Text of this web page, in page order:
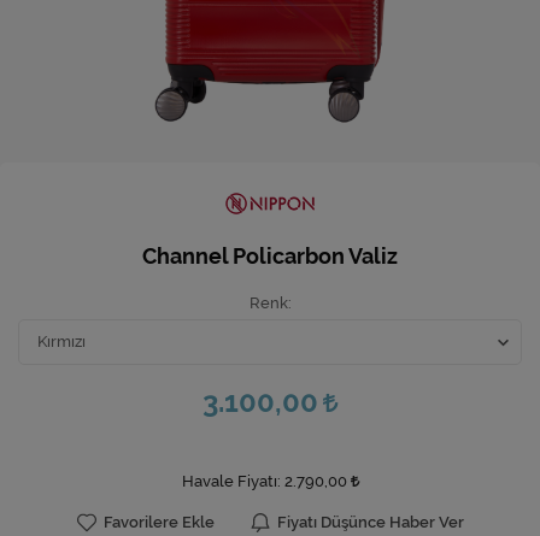
Yeni İş Hediyeleri
Channel Policarbon Valiz
Renk
3.100,00
Havale Fiyatı: 2.790,00
Favorilere Ekle
Fiyatı Düşünce Haber Ver